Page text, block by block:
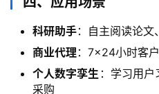
科研助手：自主阅读论
商业代理 ：7×24小时客
个人数字孪生 ：学习用户
采购